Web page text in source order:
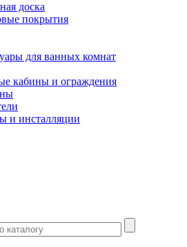
доска
покрытия
для ванных комнат
кабины и ограждения
и инсталляции